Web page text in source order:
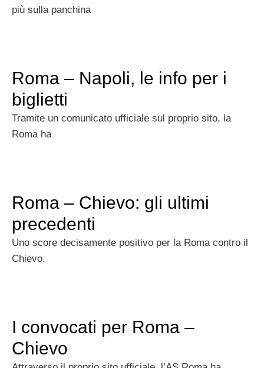
più sulla panchina
Roma – Napoli, le info per i
biglietti
Tramite un comunicato ufficiale sul proprio sito, la
Roma ha
Roma – Chievo: gli ultimi
precedenti
Uno score decisamente positivo per la Roma contro il
Chievo.
I convocati per Roma –
Chievo